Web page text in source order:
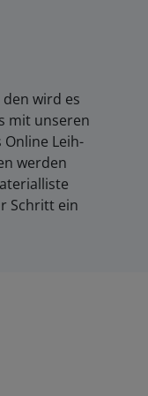
eröffnet.
wird es
mit unseren
Online Leih-
werden
Schritt ein